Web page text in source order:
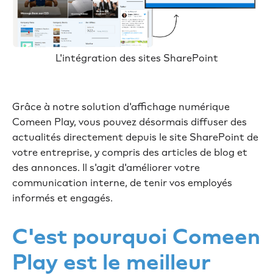
L'intégration des sites SharePoint
Grâce à notre solution d'affichage numérique
Comeen Play, vous pouvez désormais diffuser des
actualités directement depuis le site SharePoint de
votre entreprise, y compris des articles de blog et
des annonces. Il s'agit d'améliorer votre
communication interne, de tenir vos employés
informés et engagés.
C'est pourquoi Comeen
Play est le meilleur